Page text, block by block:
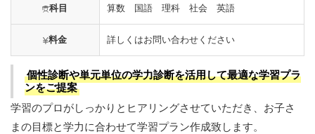
科目 算数 国語 理科 社会 英語
料金 詳しくはお問い合わせください
個性診断や単元単位の学力診断を活用して最適な学習プラ
ンをご提案
学習のプロがしっかりとヒアリングさせていただき、お子さ
まの目標と学力に合わせて学習プラン作成致します。